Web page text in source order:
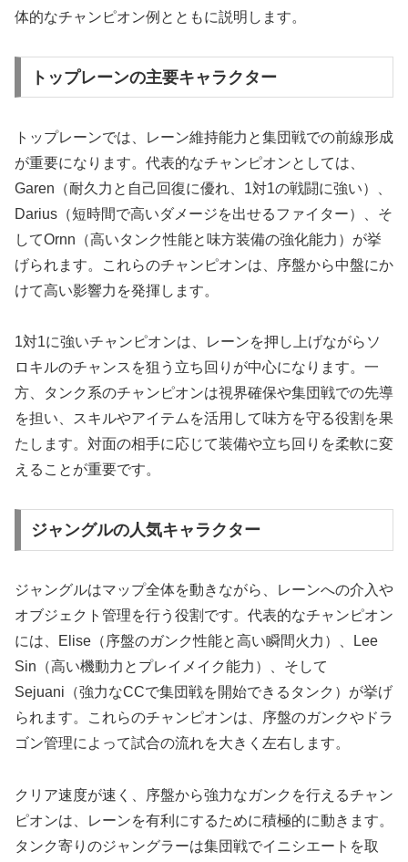
体的なチャンピオン例とともに説明します。
トップレーンの主要キャラクター
トップレーンでは、レーン維持能力と集団戦での前線形成
が重要になります。代表的なチャンピオンとしては、
Garen（耐久力と自己回復に優れ、1対1の戦闘に強い）、
Darius（短時間で高いダメージを出せるファイター）、そ
してOrnn（高いタンク性能と味方装備の強化能力）が挙
げられます。これらのチャンピオンは、序盤から中盤にか
けて高い影響力を発揮します。
1対1に強いチャンピオンは、レーンを押し上げながらソ
ロキルのチャンスを狙う立ち回りが中心になります。一
方、タンク系のチャンピオンは視界確保や集団戦での先導
を担い、スキルやアイテムを活用して味方を守る役割を果
たします。対面の相手に応じて装備や立ち回りを柔軟に変
えることが重要です。
ジャングルの人気キャラクター
ジャングルはマップ全体を動きながら、レーンへの介入や
オブジェクト管理を行う役割です。代表的なチャンピオン
には、Elise（序盤のガンク性能と高い瞬間火力）、Lee
Sin（高い機動力とプレイメイク能力）、そして
Sejuani（強力なCCで集団戦を開始できるタンク）が挙げ
られます。これらのチャンピオンは、序盤のガンクやドラ
ゴン管理によって試合の流れを大きく左右します。
クリア速度が速く、序盤から強力なガンクを行えるチャン
ピオンは、レーンを有利にするために積極的に動きます。
タンク寄りのジャングラーは集団戦でイニシエートを取